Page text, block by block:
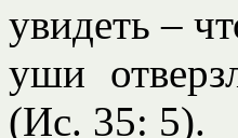
увидеть –
уши
(Ис. 35: 5).